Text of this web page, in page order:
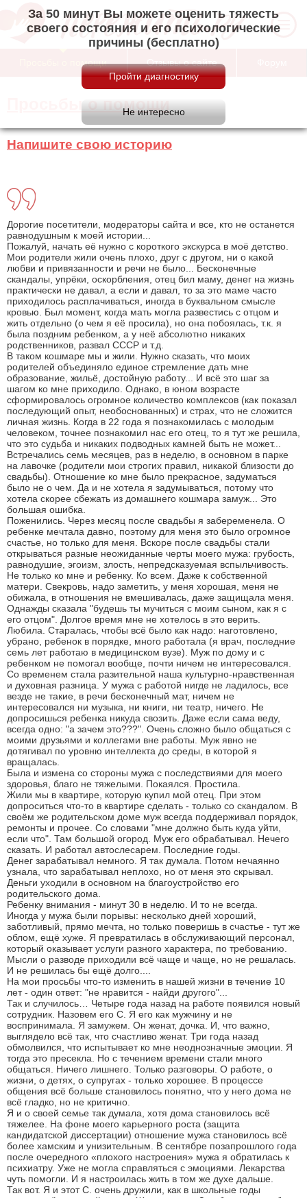
За 50 минут Вы можете оценить тяжесть
своего состояния и его психологические
причины (бесплатно)
Просьбы о помощи Отзывы о сайте
Просьбы о помощи
Напишите свою историю
Дорогие посетители, модераторы сайта и все, кто не останется
равнодушным к моей истории...
Пожалуй, начать её нужно с короткого экскурса в моё детство.
Мои родители жили очень плохо, друг с другом, ни о какой
любви и привязанности и речи не было... Бесконечные
скандалы, упрёки, оскорбления, отец бил маму, денег на жизнь
практически не давал, а если и давал, то за это маме часто
приходилось расплачиваться, иногда в буквальном смысле
кровью. Был момент, когда мать могла развестись с отцом и
жить отдельно (о чем я её просила), но она побоялась, т.к. я
была поздним ребенком, а у неё абсолютно никаких
родственников, развал СССР и т.д.
В таком кошмаре мы и жили. Нужно сказать, что моих
родителей объединяло единое стремление дать мне
образование, жильё, достойную работу... И всё это шаг за
шагом ко мне приходило. Однако, в юном возрасте
сформировалось огромное количество комплексов (как показал
последующий опыт, необоснованных) и страх, что не сложится
личная жизнь. Когда в 22 года я познакомилась с молодым
человеком, точнее познакомил нас его отец, то я тут же решила,
что это судьба и никаких подводных камней быть не может...
Встречались семь месяцев, раз в неделю, в основном в парке
на лавочке (родители мои строгих правил, никакой близости до
свадьбы). Отношение ко мне было прекрасное, задуматься
было не о чем. Да и не хотела я задумываться, потому что
хотела скорее сбежать из домашнего кошмара замуж... Это
большая ошибка.
Поженились. Через месяц после свадьбы я забеременела. О
ребенке мечтала давно, поэтому для меня это было огромное
счастье, но только для меня. Вскоре после свадьбы стали
открываться разные неожиданные черты моего мужа: грубость,
равнодушие, эгоизм, злость, непредсказуемая вспыльчивость.
Не только ко мне и ребенку. Ко всем. Даже к собственной
матери. Свекровь, надо заметить, у меня хорошая, меня не
обижала, в отношения не вмешивалась, даже защищала меня.
Однажды сказала "будешь ты мучиться с моим сыном, как я с
его отцом". Долгое время мне не хотелось в это верить.
Любила. Старалась, чтобы всё было как надо: наготовлено,
убрано, ребенок в порядке, много работала (я врач, последние
семь лет работаю в медицинском вузе). Муж по дому и с
ребенком не помогал вообще, почти ничем не интересовался.
Со временем стала разительной наша культурно-нравственная
и духовная разница. У мужа с работой нигде не ладилось, все
везде не такие, в речи бесконечный мат, ничем не
интересовался ни музыка, ни книги, ни театр, ничего. Не
допросишься ребенка никуда свозить. Даже если сама веду,
всегда одно: "а зачем это???". Очень сложно было общаться с
моими друзьями и коллегами вне работы. Муж явно не
дотягивал по уровню интеллекта до среды, в которой я
вращалась.
Была и измена со стороны мужа с последствиями для моего
здоровья, благо не тяжелыми. Покаялся. Простила.
Жили мы в квартире, которую купил мой отец. При этом
допроситься что-то в квартире сделать - только со скандалом. В
своём же родительском доме муж всегда поддерживал порядок,
ремонты и прочее. Со словами "мне должно быть куда уйти,
если что". Там большой огород. Муж его обрабатывал. Нечего
сказать. И работал автослесарем. Последние годы.
Денег зарабатывал немного. Я так думала. Потом нечаянно
узнала, что зарабатывал неплохо, но от меня это скрывал.
Деньги уходили в основном на благоустройство его
родительского дома.
Ребенку внимания - минут 30 в неделю. И то не всегда.
Иногда у мужа были порывы: несколько дней хороший,
заботливый, прямо мечта, но только поверишь в счастье - тут же
облом, ещё хуже. Я превратилась в обслуживающий персонал,
который оказывает услуги разного характера, по требованию.
Мысли о разводе приходили всё чаще и чаще, но не решалась.
И не решилась бы ещё долго....
На мои просьбы что-то изменить в нашей жизни в течение 10
лет - один ответ: "не нравится - найди другого"...
Так и случилось… Четыре года назад на работе появился новый
сотрудник. Назовем его С. Я его как мужчину и не
воспринимала. Я замужем. Он женат, дочка. И, что важно,
выглядело всё так, что счастливо женат. Три года назад
обмолвился, что испытывает ко мне неоднозначные эмоции. Я
тогда это пресекла. Но с течением времени стали много
общаться. Ничего лишнего. Только разговоры. О работе, о
жизни, о детях, о супругах - только хорошее. В процессе
общения всё больше становилось понятно, что у него дома не
всё гладко, но не критично.
Я и о своей семье так думала, хотя дома становилось всё
тяжелее. На фоне моего карьерного роста (защита
кандидатской диссертации) отношение мужа становилось всё
более хамским и унизительным. В сентябре позапрошлого года
после очередного «плохого настроения» мужа я обратилась к
психиатру. Уже не могла справляться с эмоциями. Лекарства
чуть помогли. И я настроилась жить в том же духе дальше.
Так вот. Я и этот С. очень дружили, как в школьные годы